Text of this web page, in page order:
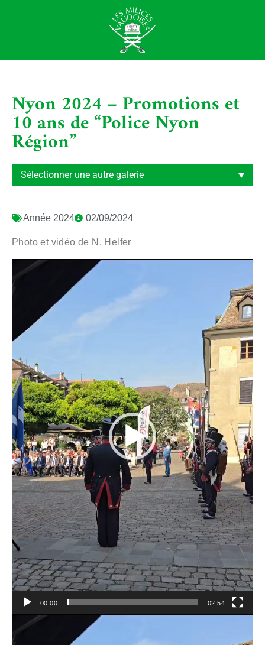
Nyon 2024 – Promotions et
10 ans de “Police Nyon
Région”
Année 2024 02/09/2024
Photo et vidéo de N. Helfer
Lecteur
vidéo
00:00 02:54
Lecteur
vidéo